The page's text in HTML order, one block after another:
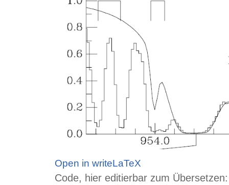
Open in writeLaTeX
Code, hier editierbar zum Übersetzen: